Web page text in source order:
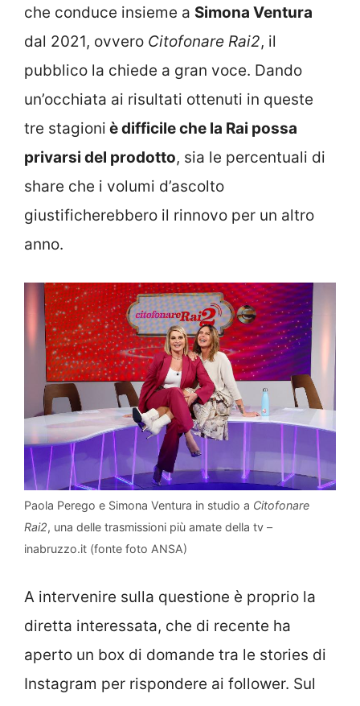
che conduce insieme a Simona Ventura
dal 2021, ovvero Citofonare Rai2, il
pubblico la chiede a gran voce. Dando
un’occhiata ai risultati ottenuti in queste
tre stagioni è difficile che la Rai possa
privarsi del prodotto, sia le percentuali di
share che i volumi d’ascolto
giustificherebbero il rinnovo per un altro
anno.
Paola Perego e Simona Ventura in studio a Citofonare
Rai2, una delle trasmissioni più amate della tv –
inabruzzo.it (fonte foto ANSA)
A intervenire sulla questione è proprio la
diretta interessata, che di recente ha
aperto un box di domande tra le stories di
Instagram per rispondere ai follower. Sul